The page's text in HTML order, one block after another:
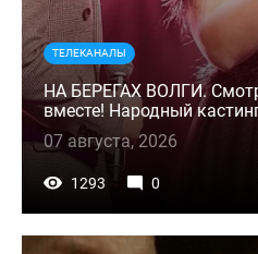
ТЕЛЕКАНАЛЫ
НА БЕРЕГАХ ВОЛГИ.
вместе! Народный
07 августа, 2026
1293 0